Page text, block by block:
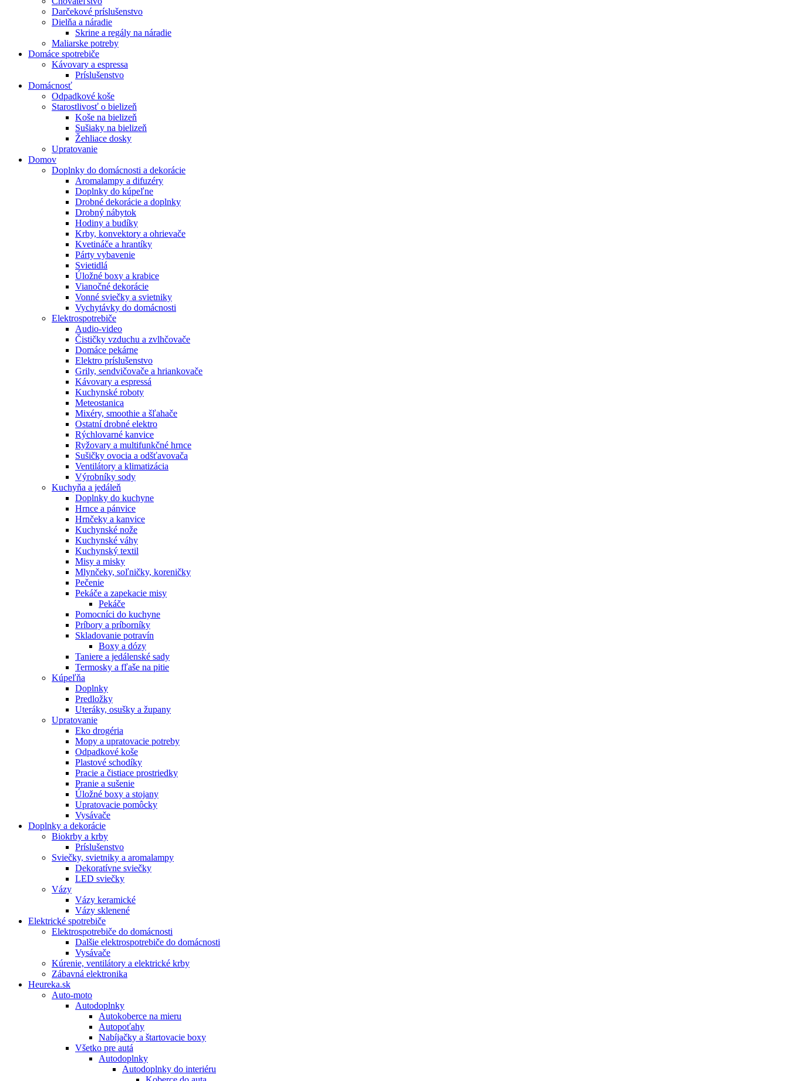
Darčekové príslušenstvo
Dielňa a náradie
Skrine a regály na náradie
Maliarske potreby
Domáce spotrebiče
Kávovary a espressa
Príslušenstvo
Domácnosť
Odpadkové koše
Starostlivosť o bielizeň
Koše na bielizeň
Sušiaky na bielizeň
Žehliace dosky
Upratovanie
Domov
Doplnky do domácnosti a dekorácie
Aromalampy a difuzéry
Doplnky do kúpeľne
Drobné dekorácie a doplnky
Drobný nábytok
Hodiny a budíky
Krby, konvektory a ohrievače
Kvetináče a hrantíky
Párty vybavenie
Svietidlá
Úložné boxy a krabice
Vianočné dekorácie
Vonné sviečky a svietniky
Vychytávky do domácnosti
Elektrospotrebiče
Audio-video
Čističky vzduchu a zvlhčovače
Domáce pekárne
Elektro príslušenstvo
Grily, sendvičovače a hriankovače
Kávovary a espressá
Kuchynské roboty
Meteostanica
Mixéry, smoothie a šľahače
Ostatní drobné elektro
Rýchlovarné kanvice
Ryžovary a multifunkčné hrnce
Sušičky ovocia a odšťavovača
Ventilátory a klimatizácia
Výrobníky sody
Kuchyňa a jedáleň
Doplnky do kuchyne
Hrnce a pánvice
Hrnčeky a kanvice
Kuchynské nože
Kuchynské váhy
Kuchynský textil
Misy a misky
Mlynčeky, soľničky, koreničky
Pečenie
Pekáče a zapekacie misy
Pekáče
Pomocníci do kuchyne
Príbory a príborníky
Skladovanie potravín
Boxy a dózy
Taniere a jedálenské sady
Termosky a fľaše na pitie
Kúpeľňa
Doplnky
Predložky
Uteráky, osušky a župany
Upratovanie
Eko drogéria
Mopy a upratovacie potreby
Odpadkové koše
Plastové schodíky
Pracie a čistiace prostriedky
Pranie a sušenie
Úložné boxy a stojany
Upratovacie pomôcky
Vysávače
Doplnky a dekorácie
Biokrby a krby
Príslušenstvo
Sviečky, svietniky a aromalampy
Dekoratívne sviečky
LED sviečky
Vázy
Vázy keramické
Vázy sklenené
Elektrické spotrebiče
Elektrospotrebiče do domácnosti
Dalšie elektrospotrebiče do domácnosti
Vysávače
Kúrenie, ventilátory a elektrické krby
Zábavná elektronika
Heureka.sk
Auto-moto
Autodoplnky
Autokoberce na mieru
Autopoťahy
Nabíjačky a štartovacie boxy
Všetko pre autá
Autodoplnky
Autodoplnky do interiéru